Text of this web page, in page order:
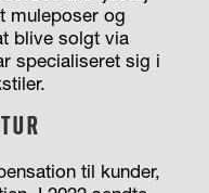
muleposer og
blive solgt via
specialiseret sig i
til kunder,